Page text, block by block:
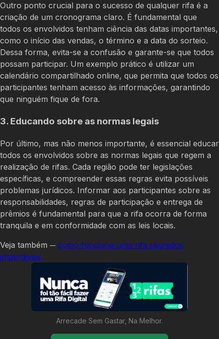
Outro ponto crucial para o sucesso de qualquer rifa é a
criação de um cronograma claro. É fundamental que
todos os envolvidos tenham ciência das datas importantes,
como o início das vendas, o término e a data do sorteio.
Dessa forma, evita-se a confusão e garante-se que todos
possam participar. Um exemplo prático é utilizar um
calendário compartilhado online, que permita que todos os
participantes tenham acesso às informações, garantindo
que ninguém fique de fora.
3. Educando sobre as normas legais
Por último, mas não menos importante, é essencial educar
todos os envolvidos sobre as normas legais que regem a
realização de rifas. Cada região pode ter legislações
específicas, e compreender essas regras evita possíveis
problemas jurídicos. Informar aos participantes sobre as
responsabilidades, regras de participação e entrega de
prêmios é fundamental para que a rifa ocorra de forma
tranquila e em conformidade com as leis locais.
Veja também ─ como funciona uma rifa segredos
imperdiveis
Arrecade Sem Gastar, Na Melhor.